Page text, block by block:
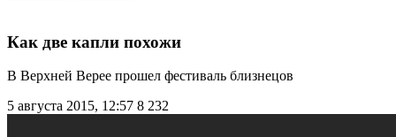
Как две капли похожи
В Верхней Верее прошел фестиваль близнецов
5 августа 2015, 12:57 8 232